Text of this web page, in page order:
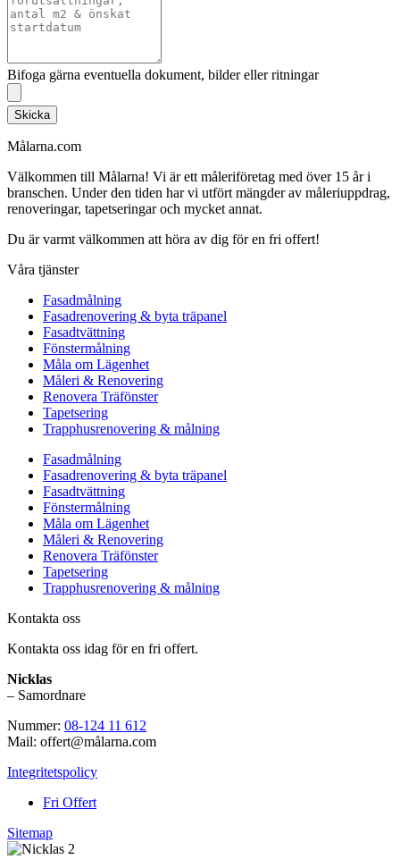
Bifoga gärna eventuella dokument, bilder eller ritningar
Skicka
Målarna.com
Välkommen till Målarna! Vi är ett måleriföretag med över 15 år i
branschen. Under den tiden har vi utfört mängder av måleriuppdrag,
renoveringar, tapetseringar och mycket annat.
Du är varmt välkommen att höra av dig för en fri offert!
Våra tjänster
Fasadmålning
Fasadrenovering & byta träpanel
Fasadtvättning
Fönstermålning
Måla om Lägenhet
Måleri & Renovering
Renovera Träfönster
Tapetsering
Trapphusrenovering & målning
Fasadmålning
Fasadrenovering & byta träpanel
Fasadtvättning
Fönstermålning
Måla om Lägenhet
Måleri & Renovering
Renovera Träfönster
Tapetsering
Trapphusrenovering & målning
Kontakta oss
Kontakta oss idag för en fri offert.
Nicklas
– Samordnare
Nummer: 08-124 11 612
Mail: offert@målarna.com
Integritetspolicy
Fri Offert
Sitemap